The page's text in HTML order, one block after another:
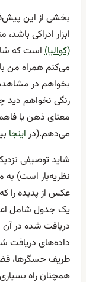
بخشی از این
ابزار ادراکی
(کوالیا) است که
می‌کنم همراه من
بخواهم در
رنگی نخواهم
معنای ذهن یا
می‌دهم.(دراینجا
شاید توصیفی
نظریه‌بار است)
عکس از پدیده را
یک جدول شامل
دریافت شده در
داده‌های دریافت
طریف حسگرها،
همچنان راه